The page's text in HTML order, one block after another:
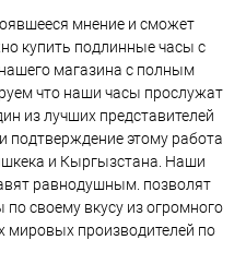
мнение и сможет
купить подлинные часы с
магазина с полным
что наши часы прослужат
из лучших представителей
подтверждение этому работа
и Кыргызстана. Наши
равнодушным. позволят
своему вкусу из огромного
мировых производителей по